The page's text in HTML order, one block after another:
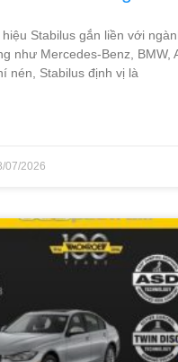
Stabilus gắn liền với
như Mercedes-Benz, BMW,
nén, Stabilus định vị là
07/2026